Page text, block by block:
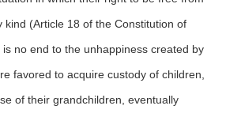
kind (Article 18 of the Constitution of
no end to the unhappiness created by
favored to acquire custody of children,
of their grandchildren, eventually